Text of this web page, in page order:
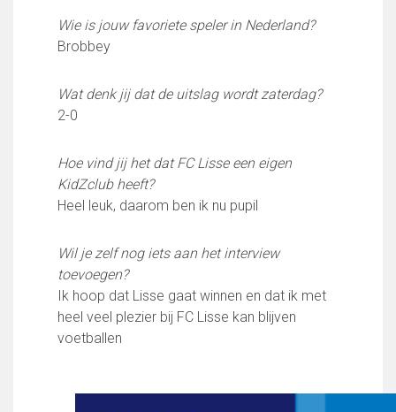
Ruimte reserveren/huren
VOLG ONS OP:
Wie is jouw favoriete speler in Nederland?
Brobbey
Wat denk jij dat de uitslag wordt zaterdag?
2-0
Hoe vind jij het dat FC Lisse een eigen
KidZclub heeft?
Heel leuk, daarom ben ik nu pupil
Wil je zelf nog iets aan het interview
toevoegen?
Ik hoop dat Lisse gaat winnen en dat ik met
heel veel plezier bij FC Lisse kan blijven
voetballen